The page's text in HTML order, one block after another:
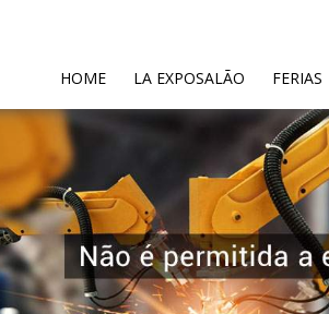
HOME(CURRENT)
LA EXPOSALÃO FERIAS